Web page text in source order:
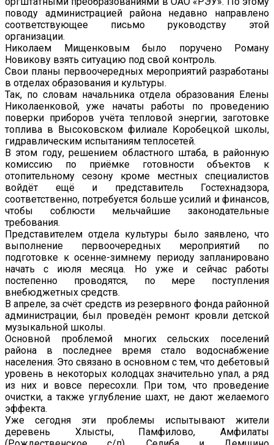
поводу администрацией района недавно направлено
соответствующее письмо руководству этой
организации.
Николаем Мищенковым было поручено Роману
Новикову взять ситуацию под свой контроль.
Свои планы первоочередных мероприятий разработаны
в отделах образования и культуры.
Так, по словам начальника отдела образования Елены
Николаенковой, уже начаты работы по проведению
поверки приборов учёта тепловой энергии, заготовке
топлива в Высоковском филиале Коробецкой школы,
гидравлическим испытаниям теплосетей.
В этом году, решением областного штаба, в районную
комиссию по приёмке готовности объектов к
отопительному сезону кроме местных специалистов
войдёт ещё и представитель Гостехнадзора,
соответственно, потребуется больше усилий и финансов,
чтобы соблюсти мельчайшие законодательные
требования.
Представителем отдела культуры было заявлено, что
выполнение первоочередных мероприятий по
подготовке к осенне-зимнему периоду запланировано
начать с июля месяца. Но уже и сейчас работы
постепенно проводятся, по мере поступления
внебюджетных средств.
В апреле, за счёт средств из резервного фонда районной
администрации, был проведён ремонт кровли детской
музыкальной школы.
Основной проблемой многих сельских поселений
района в последнее время стало водоснабжение
населения. Это связано в основном с тем, что дебетовый
уровень в некоторых колодцах значительно упал, а ряд
из них и вовсе пересохли. При том, что проведение
очистки, а также углубление шахт, не дают желаемого
эффекта.
Уже сегодня эти проблемы испытывают жители
деревень Хлысты, Памфилово, Амфилаты